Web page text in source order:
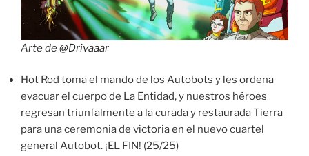
Arte de@Drivaaar
Hot Rod toma el mando de los Autobots y les ordena
evacuar el cuerpo de La Entidad, y nuestros héroes
regresan triunfalmente a la curada y restaurada Tierra
para una ceremonia de victoria en el nuevo cuartel
general Autobot. ¡EL FIN! (25/25)